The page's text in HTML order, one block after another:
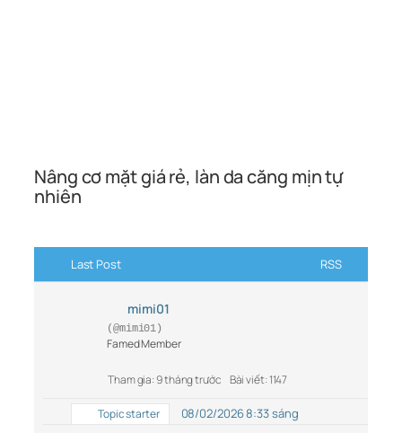
Nâng cơ mặt giá rẻ, làn da căng mịn tự
nhiên
Last Post RSS
mimi01
(@mimi01)
Famed Member
Tham gia: 9 tháng trước Bài viết: 1147
Topic starter 08/02/2026 8:33 sáng